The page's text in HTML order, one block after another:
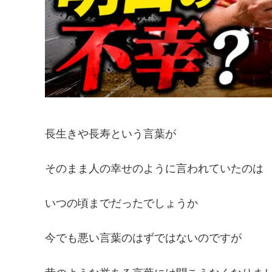
長生きや長寿という言葉が
そのまま人の幸せのように言われていたのは
いつの頃までだったでしょうか
今でも悪い言葉のはずではないのですが